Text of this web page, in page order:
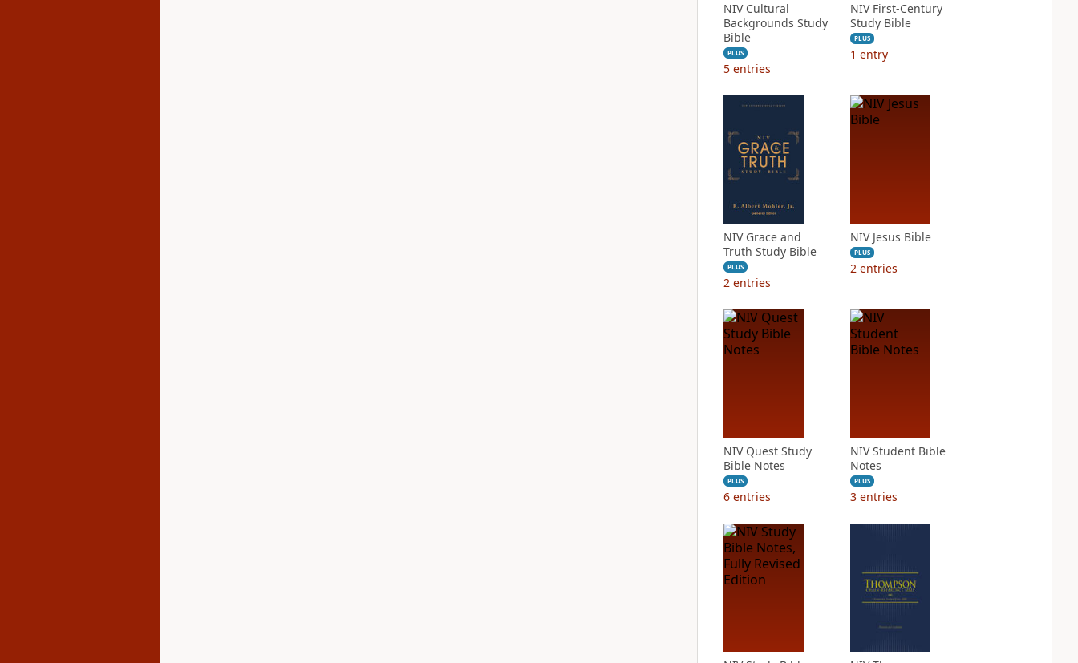
NIV Cultural
Backgrounds Study
Bible
PLUS
5 entries
NIV First-Century
Study Bible
PLUS
1 entry
NIV Grace and
Truth Study Bible
PLUS
2 entries
NIV Jesus Bible
PLUS
2 entries
NIV Quest Study
Bible Notes
PLUS
6 entries
NIV Student Bible
Notes
PLUS
3 entries